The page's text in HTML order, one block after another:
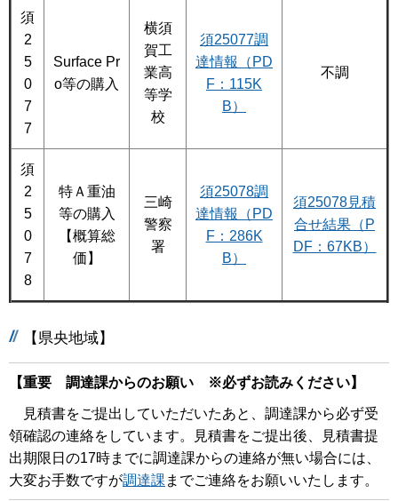
須
2
5
0
7
7
Surface Pr
o等の購入
横須
賀工
業高
等学
校
須25077調
達情報（PD
F：115K
B）
不調
須
2
5
0
7
8
特Ａ重油
等の購入
【概算総
価】
三崎
警察
署
須25078調
達情報（PD
F：286K
B）
須25078見積
合せ結果（P
DF：67KB）
【県央地域】
【重要 調達課からのお願い ※必ずお読みください】
見積書をご提出していただいたあと、調達課から必ず受
領確認の連絡をしています。見積書をご提出後、見積書提
出期限日の17時までに調達課からの連絡が無い場合には、
大変お手数ですが調達課 までご連絡をお願いいたします。